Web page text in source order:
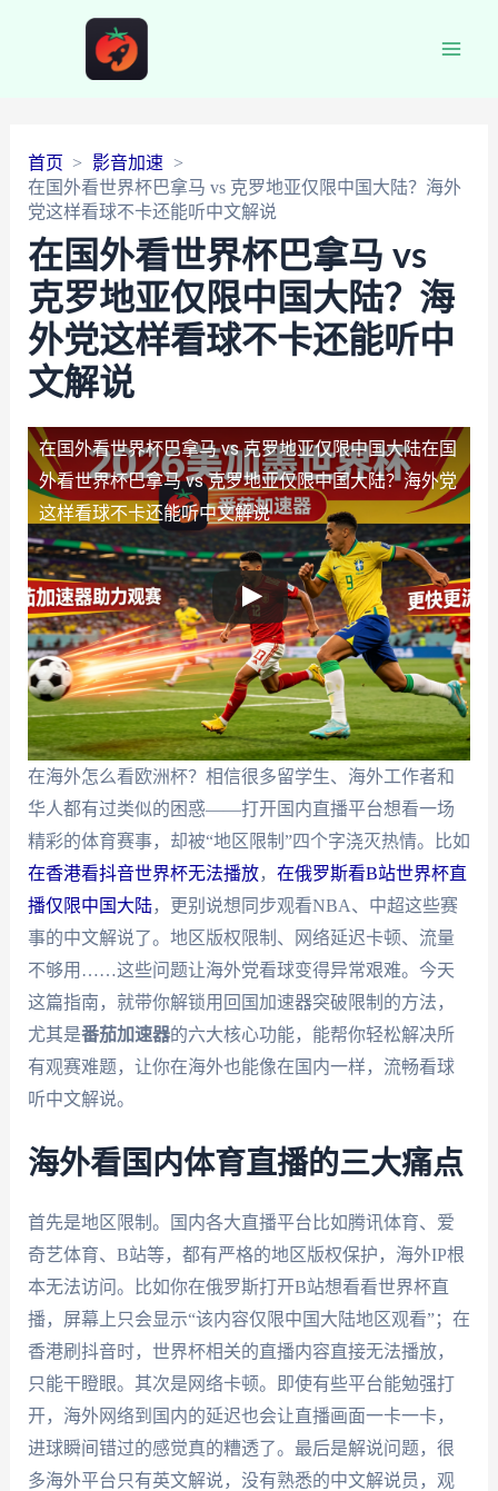
首页
影音加速
在国外看世界杯巴拿马 vs 克罗地亚仅限中国大陆？海外
党这样看球不卡还能听中文解说
在国外看世界杯巴拿马 vs
克罗地亚仅限中国大陆？海
外党这样看球不卡还能听中
文解说
在国外看世界杯巴拿马 vs 克罗地亚仅限中国大陆在国
外看世界杯巴拿马 vs 克罗地亚仅限中国大陆？海外党
这样看球不卡还能听中文解说
在海外怎么看欧洲杯？相信很多留学生、海外工作者和
华人都有过类似的困惑——打开国内直播平台想看一场
精彩的体育赛事，却被“地区限制”四个字浇灭热情。比如
在香港看抖音世界杯无法播放， 在俄罗斯看B站世界杯直
播仅限中国大陆，更别说想同步观看NBA、中超这些赛
事的中文解说了。地区版权限制、网络延迟卡顿、流量
不够用……这些问题让海外党看球变得异常艰难。今天
这篇指南，就带你解锁用回国加速器突破限制的方法，
尤其是番茄加速器的六大核心功能，能帮你轻松解决所
有观赛难题，让你在海外也能像在国内一样，流畅看球
听中文解说。
海外看国内体育直播的三大痛点
首先是地区限制。国内各大直播平台比如腾讯体育、爱
奇艺体育、B站等，都有严格的地区版权保护，海外IP根
本无法访问。比如你在俄罗斯打开B站想看看世界杯直
播，屏幕上只会显示“该内容仅限中国大陆地区观看”；在
香港刷抖音时，世界杯相关的直播内容直接无法播放，
只能干瞪眼。其次是网络卡顿。即使有些平台能勉强打
开，海外网络到国内的延迟也会让直播画面一卡一卡，
进球瞬间错过的感觉真的糟透了。最后是解说问题，很
多海外平台只有英文解说，没有熟悉的中文解说员，观